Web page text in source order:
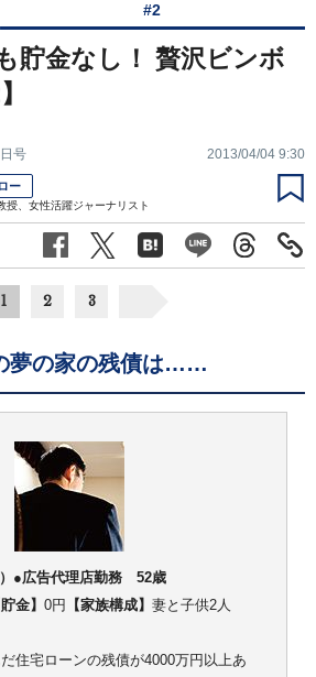
#2
貯金なし！ 贅沢ビンボ
号 2013/04/04 9:30
ー
授、女性活躍ジャーナリスト
1 2 3
夢の家の残債は……
●広告代理店勤務 52歳
貯金】 0円 【家族構成】 妻と子供2人
住宅ローンの残債が4000万円以上あ